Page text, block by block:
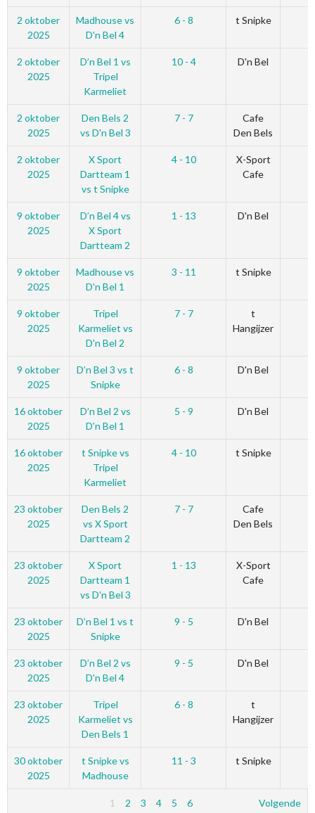
2 oktober
2025
Madhouse vs
D'n Bel 4
6 - 8 t Snipke
2 oktober
2025
D’n Bel 1 vs
Tripel
Karmeliet
10 - 4 D'n Bel
2 oktober
2025
Den Bels 2
vs D'n Bel 3
7 - 7
Cafe
Den Bels
2 oktober
2025
X Sport
Dartteam 1
vs t Snipke
4 - 10
X-Sport
Cafe
9 oktober
2025
D’n Bel 4 vs
X Sport
Dartteam 2
1 - 13 D'n Bel
9 oktober
2025
Madhouse vs
D'n Bel 1
3 - 11 t Snipke
9 oktober
2025
Tripel
Karmeliet vs
D'n Bel 2
7 - 7
t
Hangijzer
9 oktober
2025
D’n Bel 3 vs t
Snipke
6 - 8 D'n Bel
16 oktober
2025
D’n Bel 2 vs
D'n Bel 1
5 - 9 D'n Bel
16 oktober
2025
t Snipke vs
Tripel
Karmeliet
4 - 10 t Snipke
23 oktober
2025
Den Bels 2
vs X Sport
Dartteam 2
7 - 7
Cafe
Den Bels
23 oktober
2025
X Sport
Dartteam 1
vs D'n Bel 3
1 - 13
X-Sport
Cafe
23 oktober
2025
D’n Bel 1 vs t
Snipke
9 - 5 D'n Bel
23 oktober
2025
D’n Bel 2 vs
D'n Bel 4
9 - 5 D'n Bel
23 oktober
2025
Tripel
Karmeliet vs
Den Bels 1
6 - 8
t
Hangijzer
30 oktober
2025
t Snipke vs
Madhouse
11 - 3 t Snipke
1 2 3 4 5 6 Volgende